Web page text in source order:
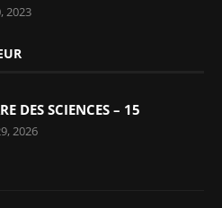
2023
DES SCIENCES – 15
2026